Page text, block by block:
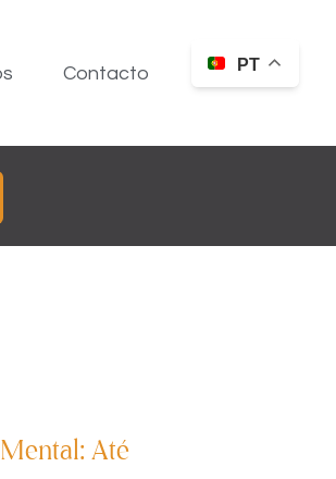
Contacto PT
Até